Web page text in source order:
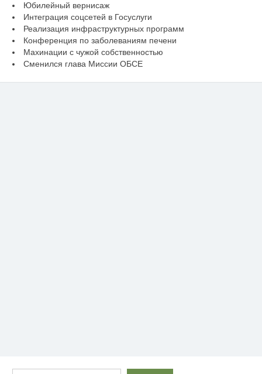
Юбилейный вернисаж
Интеграция соцсетей в Госуслуги
Реализация инфраструктурных программ
Конференция по заболеваниям печени
Махинации с чужой собственностью
Сменился глава Миссии ОБСЕ